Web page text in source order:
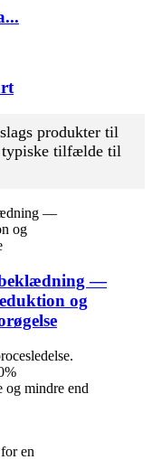
produkter til
typiske tilfælde til
—
og
og mindre end